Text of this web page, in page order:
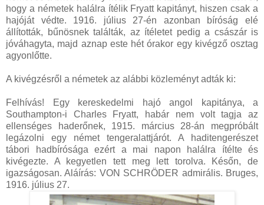
hogy a németek halálra ítélik Fryatt kapitányt, hiszen csak a
hajóját védte. 1916. július 27-én azonban bíróság elé
állították, bűnösnek találták, az ítéletet pedig a császár is
jóváhagyta, majd aznap este hét órakor egy kivégző osztag
agyonlőtte.
A kivégzésről a németek az alábbi közleményt adták ki:
Felhívás! Egy kereskedelmi hajó angol kapitánya, a
Southampton-i Charles Fryatt, habár nem volt tagja az
ellenséges haderőnek, 1915. március 28-án megpróbált
legázolni egy német tengeralattjárót. A haditengerészet
tábori hadbírósága ezért a mai napon halálra ítélte és
kivégezte. A kegyetlen tett meg lett torolva. Későn, de
igazságosan. Aláírás: VON SCHRÖDER admirális. Bruges,
1916. július 27.